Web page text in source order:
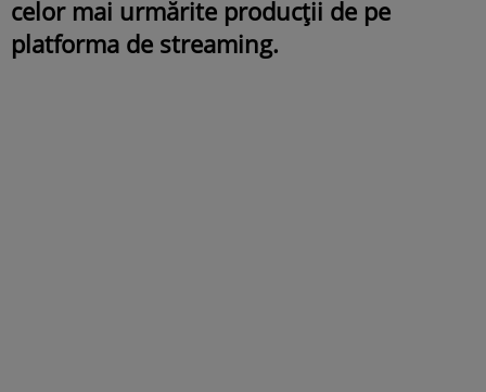
celor mai urmărite producții de pe
platforma de streaming.